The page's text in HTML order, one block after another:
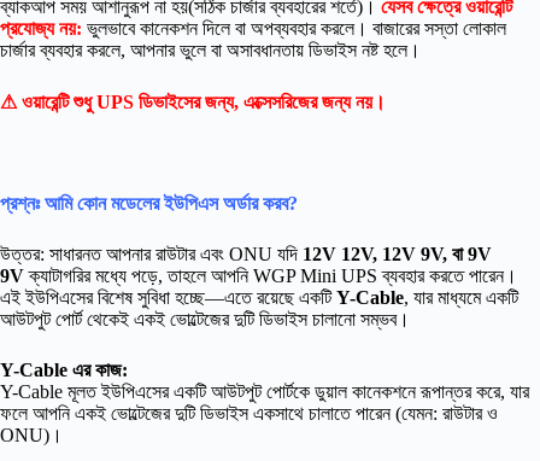
ব্যাকআপ সময় আশানুরূপ না হয়(সঠিক চার্জার ব্যবহারের শর্তে)। যেসব ক্ষেত্রে ওয়ারেন্টি
প্রযোজ্য নয়: ভুলভাবে কানেকশন দিলে বা অপব্যবহার করলে। বাজারের সস্তা লোকাল
চার্জার ব্যবহার করলে, আপনার ভুলে বা অসাবধানতায় ডিভাইস নষ্ট হলে।
⚠ ওয়ারেন্টি শুধু UPS ডিভাইসের জন্য, এক্সেসরিজের জন্য নয়।
প্রশ্নঃ আমি কোন মডেলের ইউপিএস অর্ডার করব?
উত্তর: সাধারনত আপনার রাউটার এবং ONU যদি 12V 12V, 12V 9V, বা 9V
9Vক্যাটাগরির মধ্যে পড়ে, তাহলে আপনি WGP Mini UPS ব্যবহার করতে পারেন।
এই ইউপিএসের বিশেষ সুবিধা হচ্ছে—এতে রয়েছে একটিY-Cable, যার মাধ্যমে একটি
আউটপুট পোর্ট থেকেই একই ভোল্টেজের দুটি ডিভাইস চালানো সম্ভব।
Y-Cable এর কাজ:
Y-Cable মূলত ইউপিএসের একটি আউটপুট পোর্টকে ডুয়াল কানেকশনে রূপান্তর করে, যার
ফলে আপনি একই ভোল্টেজের দুটি ডিভাইস একসাথে চালাতে পারেন (যেমন: রাউটার ও
ONU)।